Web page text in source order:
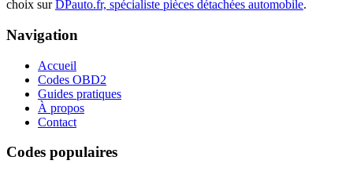
choix sur DPauto.fr, spécialiste pièces détachées automobile.
Navigation
Accueil
Codes OBD2
Guides pratiques
À propos
Contact
Codes populaires